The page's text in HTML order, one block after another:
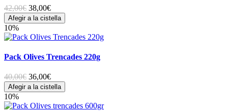
42,00€ 38,00€
Afegir a la cistella
10%
Pack Olives Trencades 220g
40,00€ 36,00€
Afegir a la cistella
10%